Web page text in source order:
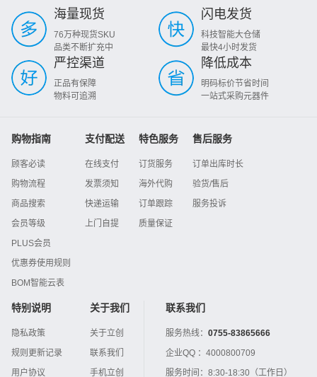
海量现货
76万种现货SKU
品类不断扩充中
闪电发货
科技智能大仓储
最快4小时发货
严控渠道
正品有保障
物料可追溯
降低成本
明码标价节省时间
一站式采购元器件
购物指南
顾客必读
购物流程
商品搜索
会员等级
PLUS会员
优惠券使用规则
BOM智能云表
支付配送
在线支付
发票须知
快递运输
上门自提
特色服务
订货服务
海外代购
订单跟踪
质量保证
售后服务
订单出库时长
验货/售后
服务投诉
特别说明
隐私政策
规则更新记录
用户协议
关于我们
关于立创
联系我们
手机立创
联系我们
服务热线： 0755-83865666
企业QQ ： 4000800709
服务时间： 8:30-18:30（工作日）